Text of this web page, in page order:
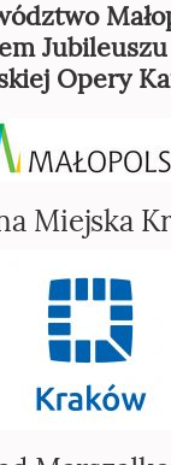
Opery
Miejska